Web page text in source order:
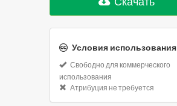
Условия использования
Свободно для коммерческого
использования
Атрибуция не требуется